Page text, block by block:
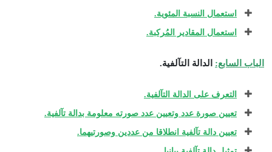
استعمال النسبة المئوية.
استعمال المقادير المُركبة.
الباب السابع: الدالة التآلفية.
التعرف على الدالة التآلفية.
تعيين صورة عدد وتعيين عدد صورته معلومة بدالة تآلفية.
تعيين دالة تآلفية انطلاقا من عددين وصورتيهما.